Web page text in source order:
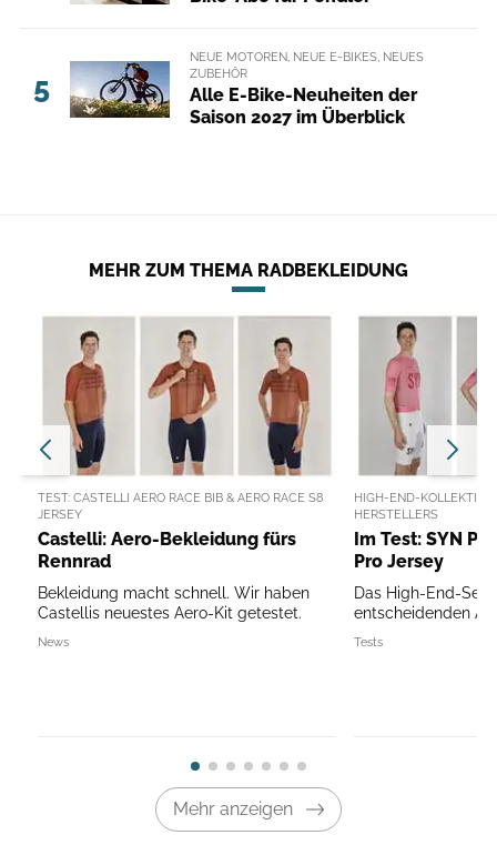
5
NEUE MOTOREN, NEUE E-BIKES, NEUES
ZUBEHÖR
Alle E-Bike-Neuheiten der
Saison 2027 im Überblick
MEHR ZUM THEMA RADBEKLEIDUNG
TEST: CASTELLI AERO RACE BIB & AERO RACE S8
JERSEY
Castelli: Aero-Bekleidung fürs
Rennrad
Bekleidung macht schnell. Wir haben
Castellis neuestes Aero-Kit getestet.
News
HIGH-END-
HERSTELLERS
Im Test: SYN
Pro Jersey
Das High-End-Set
entscheidenden
Tests
Mehr anzeigen